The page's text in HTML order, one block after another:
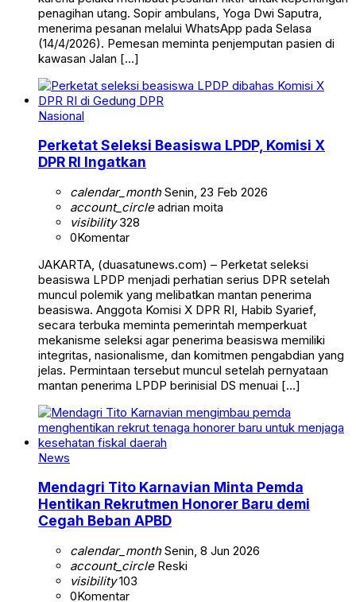
penagihan utang. Sopir ambulans, Yoga Dwi Saputra,
menerima pesanan melalui WhatsApp pada Selasa
(14/4/2026). Pemesan meminta penjemputan pasien di
kawasan Jalan […]
Nasional
Perketat Seleksi Beasiswa LPDP, Komisi X
DPR RI Ingatkan
calendar_monthSenin, 23 Feb 2026
account_circleadrian moita
visibility328
0Komentar
JAKARTA, (duasatunews.com) – Perketat seleksi
beasiswa LPDP menjadi perhatian serius DPR setelah
muncul polemik yang melibatkan mantan penerima
beasiswa. Anggota Komisi X DPR RI, Habib Syarief,
secara terbuka meminta pemerintah memperkuat
mekanisme seleksi agar penerima beasiswa memiliki
integritas, nasionalisme, dan komitmen pengabdian yang
jelas. Permintaan tersebut muncul setelah pernyataan
mantan penerima LPDP berinisial DS menuai […]
News
Mendagri Tito Karnavian Minta Pemda
Hentikan Rekrutmen Honorer Baru demi
Cegah Beban APBD
calendar_monthSenin, 8 Jun 2026
account_circleReski
visibility103
0Komentar